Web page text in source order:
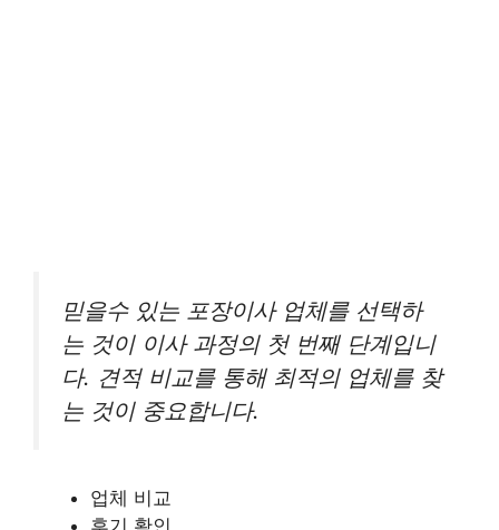
믿을수 있는 포장이사 업체를 선택하
는 것이 이사 과정의 첫 번째 단계입니
다. 견적 비교를 통해 최적의 업체를 찾
는 것이 중요합니다.
업체 비교
후기 확인